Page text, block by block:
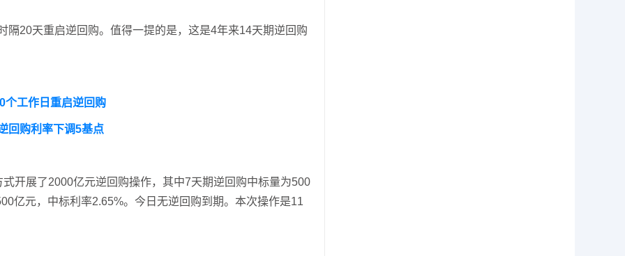
隔20天重启逆回购。 值得一提的是，这是4年来14天期逆回购
个工作日重启逆回购
回购利率下调5基点
开展了2000亿元逆回购操作，其中7天期逆回购中标量为500
亿元，中标利率2.65%。今日无逆回购到期。本次操作是11